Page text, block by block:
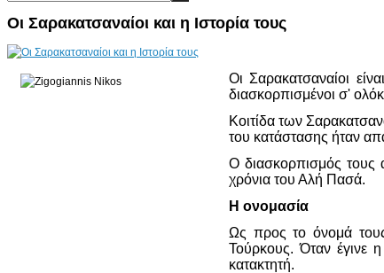
Οι Σαρακατσαναίοι και η Ιστορία τους
Οι Σαρακατσαναίοι
διασκορπισμένοι σ'
Κοιτίδα των
του κατάστασης ήταν
Ο διασκορπισμός τους
χρόνια του Αλή Πασά.
Η ονομασία
Ως προς το όνομά
Τούρκους. Όταν έγινε
κατακτητή.